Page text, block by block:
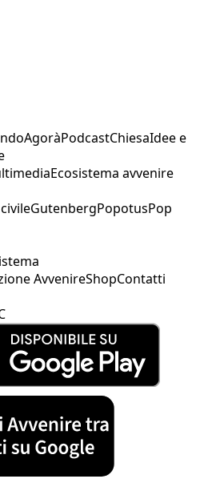
AgoràPodcastChiesaIdee e
Ecosistema avvenire
GutenbergPopotusPop
AvvenireShopContatti